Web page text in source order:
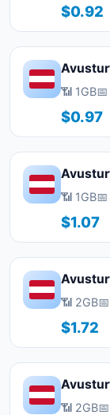
$0.92
📶 1GB
$0.97
📶 1GB
$1.07
📶 2GB
$1.72
📶 2GB